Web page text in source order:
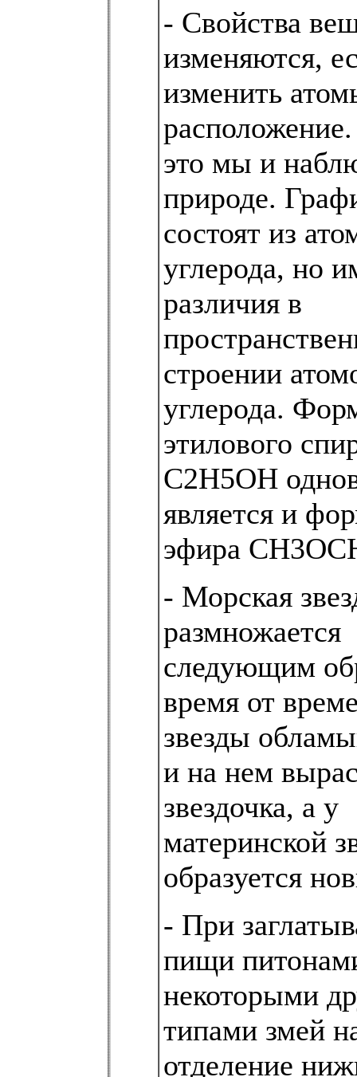
- Свойства
изменяются,
изменить
это мы и
природе.
состоят из
углерода, но
различия в
строении
углерода.
этилового
С2Н5ОН
является и
эфира
- Морская
размножается
следующим
время от
звезды
и на нем
звездочка, а у
материнской
образуется
- При
пищи
некоторыми
типами змей
отделение